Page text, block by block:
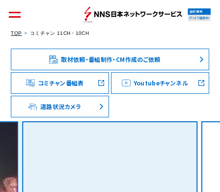
個人のお客様 集合住宅オーナーの方
法人のお客様 料金シミュレーション
接続情報
IPv4で接続中
TOP コミチャン 11CH・10CH
取材依頼・番組制作・CM作成のご依頼
コミチャン番組表 Youtubeチャンネル
道路状況カメラ